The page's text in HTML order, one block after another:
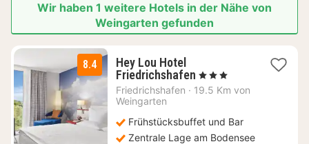
Wir haben 1 weitere Hotels in der Nähe von
Weingarten gefunden
8.4
Hey Lou Hotel
Friedrichshafen 2
Nächte
€
, 3 Sterne
Friedrichshafen · 19.5 Km von
Weingarten
Frühstücksbuffet und Bar
Zentrale Lage am Bodensee